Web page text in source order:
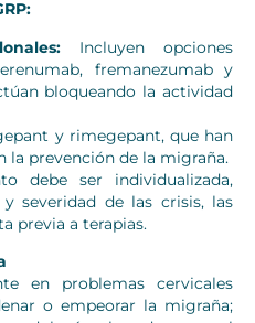
Incluyen opciones
fremanezumab y
bloqueando la actividad
y rimegepant, que han
la prevención de la migraña.
debe ser individualizada,
severidad de las crisis, las
previa a terapias.
en problemas cervicales
o empeorar la migraña;